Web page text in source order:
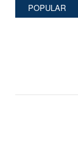
POPULAR